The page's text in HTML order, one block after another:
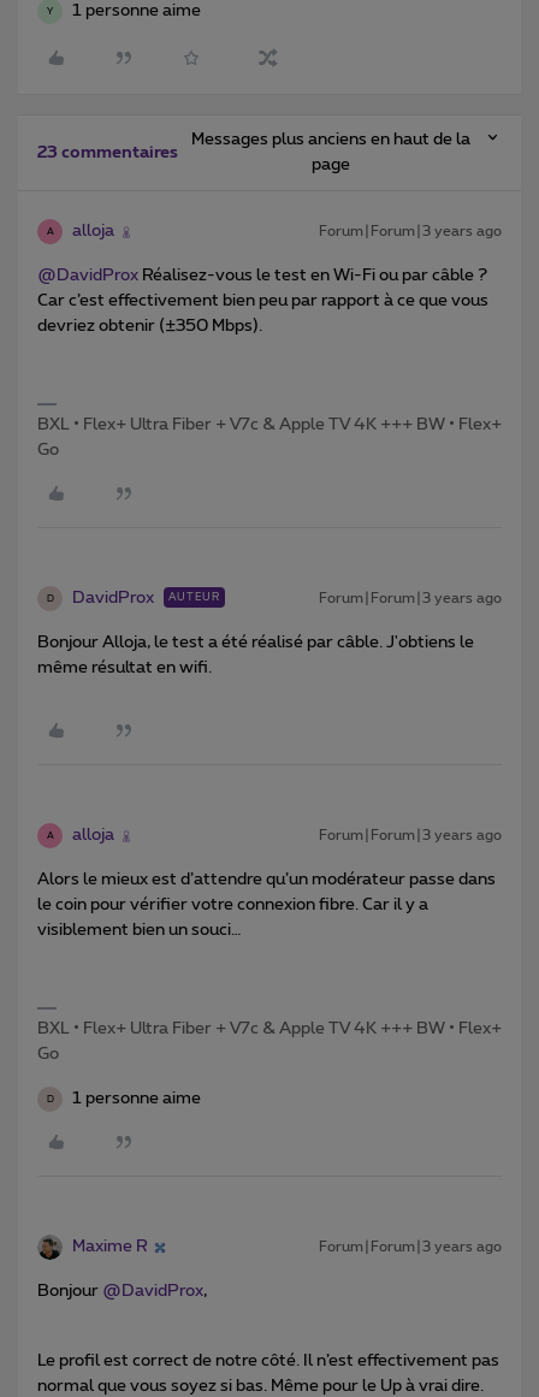
Y 1 personne aime
23 commentaires
Messages plus anciens en haut de la
page
A alloja Forum|Forum|3 years ago
@DavidProx Réalisez-vous le test en Wi-Fi ou par câble ?
Car c’est effectivement bien peu par rapport à ce que vous
devriez obtenir (±350 Mbps).
BXL • Flex+ Ultra Fiber + V7c & Apple TV 4K +++ BW • Flex+
Go
D DavidProx AUTEUR Forum|Forum|3 years ago
Bonjour Alloja, le test a été réalisé par câble. J'obtiens le
même résultat en wifi.
A alloja Forum|Forum|3 years ago
Alors le mieux est d’attendre qu’un modérateur passe dans
le coin pour vérifier votre connexion fibre. Car il y a
visiblement bien un souci…
BXL • Flex+ Ultra Fiber + V7c & Apple TV 4K +++ BW • Flex+
Go
D 1 personne aime
Maxime R Forum|Forum|3 years ago
Bonjour @DavidProx,
Le profil est correct de notre côté. Il n’est effectivement pas
normal que vous soyez si bas. Même pour le Up à vrai dire.